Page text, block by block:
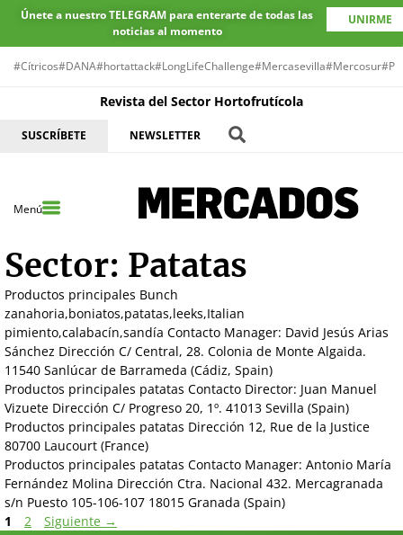
Únete a nuestro TELEGRAM para enterarte de todas las
noticias al momento
UNIRME
#Cítricos#DANA#hortattack#LongLifeChallenge#Mercasevilla#Mercosur
Revista del Sector Hortofrutícola
SUSCRÍBETE NEWSLETTER
Menú
Sector: Patatas
Productos principales Bunch
zanahoria,boniatos,patatas,leeks,Italian
pimiento,calabacín,sandía Contacto Manager: David Jesús Arias
Sánchez Dirección C/ Central, 28. Colonia de Monte Algaida.
11540 Sanlúcar de Barrameda (Cádiz, Spain)
Productos principales patatas Contacto Director: Juan Manuel
Vizuete Dirección C/ Progreso 20, 1º. 41013 Sevilla (Spain)
Productos principales patatas Dirección 12, Rue de la Justice
80700 Laucourt (France)
Productos principales patatas Contacto Manager: Antonio María
Fernández Molina Dirección Ctra. Nacional 432. Mercagranada
s/n Puesto 105-106-107 18015 Granada (Spain)
1
2 Siguiente →